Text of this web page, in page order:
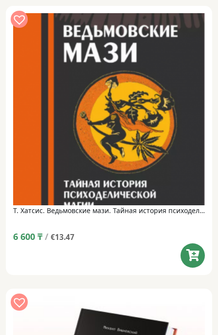
Т. Хатсис. Ведьмовские мази. Тайная история психоделической магии
6 600 ₸ / €13.47